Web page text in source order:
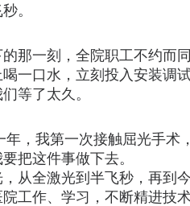
。
那一刻，全院职工不约而
一口水，立刻投入安装调
等了太久。
年，我第一次接触屈光手
把这件事做下去。
，从全激光到半飞秒，再
工作、学习，不断精进技